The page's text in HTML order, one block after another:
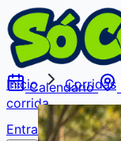
Calendário
corrida
Entrar
Buscar
Início Corridas